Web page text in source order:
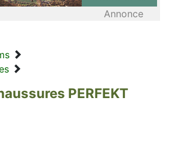
Annonce
PERFEKT